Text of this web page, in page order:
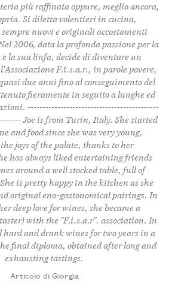
più raffinata oppure, meglio ancora,
Si diletta volentieri in cucina,
nuovi e originali accostamenti
2006, data la profonda passione per la
la sua linfa, decide di diventare un
F.i.s.a.r., in parole povere,
due anni fino al conseguimento del
fieramente in seguito a lunghe ed
--------------------------------------------
Joe is from Turin, Italy. She started
and food since she was very young,
joys of the palate, thanks to her
has always liked entertaining friends
around a well stocked table, full of
is pretty happy in the kitchen as she
original eno-gastonomical pairings. In
deep love for wines, she became a
with the "F.i.s.a.r". association. In
hard and drank wines for two years in a
final diploma, obtained after long and
exhausting tastings.
Articolo di Giorgia